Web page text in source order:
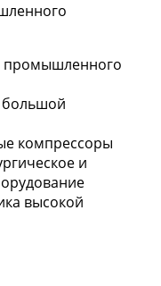
промышленного
большой
компрессоры
и
высокой